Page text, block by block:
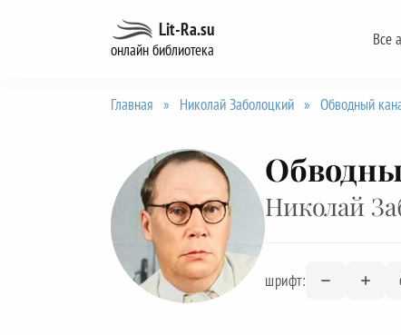
Lit-Ra.su
онлайн библиотека
Все
Главная » Николай Заболоцкий » Обводный
Николай
шрифт: